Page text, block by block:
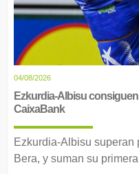
04/08/2026
Ezkurdia-Albisu
CaixaBank
Ezkurdia-Albisu superan
Bera, y suman su